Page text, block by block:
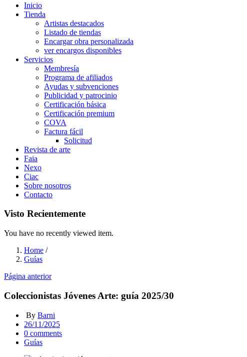
Inicio
Tienda
Artistas destacados
Listado de tiendas
Encargar obra personalizada
ver encargos disponibles
Servicios
Membresía
Programa de afiliados
Ayudas y subvenciones
Publicidad y patrocinio
Certificación básica
Certificación premium
COVA
Factura fácil
Solicitud
Revista de arte
Faia
Nexo
Ciac
Sobre nosotros
Contacto
Visto Recientemente
You have no recently viewed item.
Home /
Guías
Página anterior
Coleccionistas Jóvenes Arte: guía 2025/30
By Barni
Posted
on
26/11/2025
0 comments
Guías